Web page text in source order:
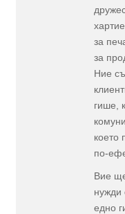
за
за
Ние
гише,
което
по-
Вие
нужди
едно